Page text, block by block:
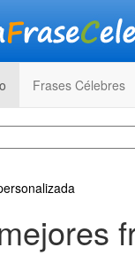
Frases Célebres